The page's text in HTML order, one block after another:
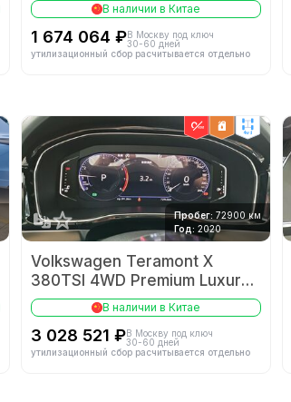
В наличии в Китае
1 674 064 ₽В Москву под ключ
30-60 дней
утилизационный сбор расчитывается отдельно
4wd
Пробег: 72900 км
Год: 2020
Volkswagen Teramont X
380TSI 4WD Premium Luxury
Edition
В наличии в Китае
3 028 521 ₽В Москву под ключ
30-60 дней
утилизационный сбор расчитывается отдельно